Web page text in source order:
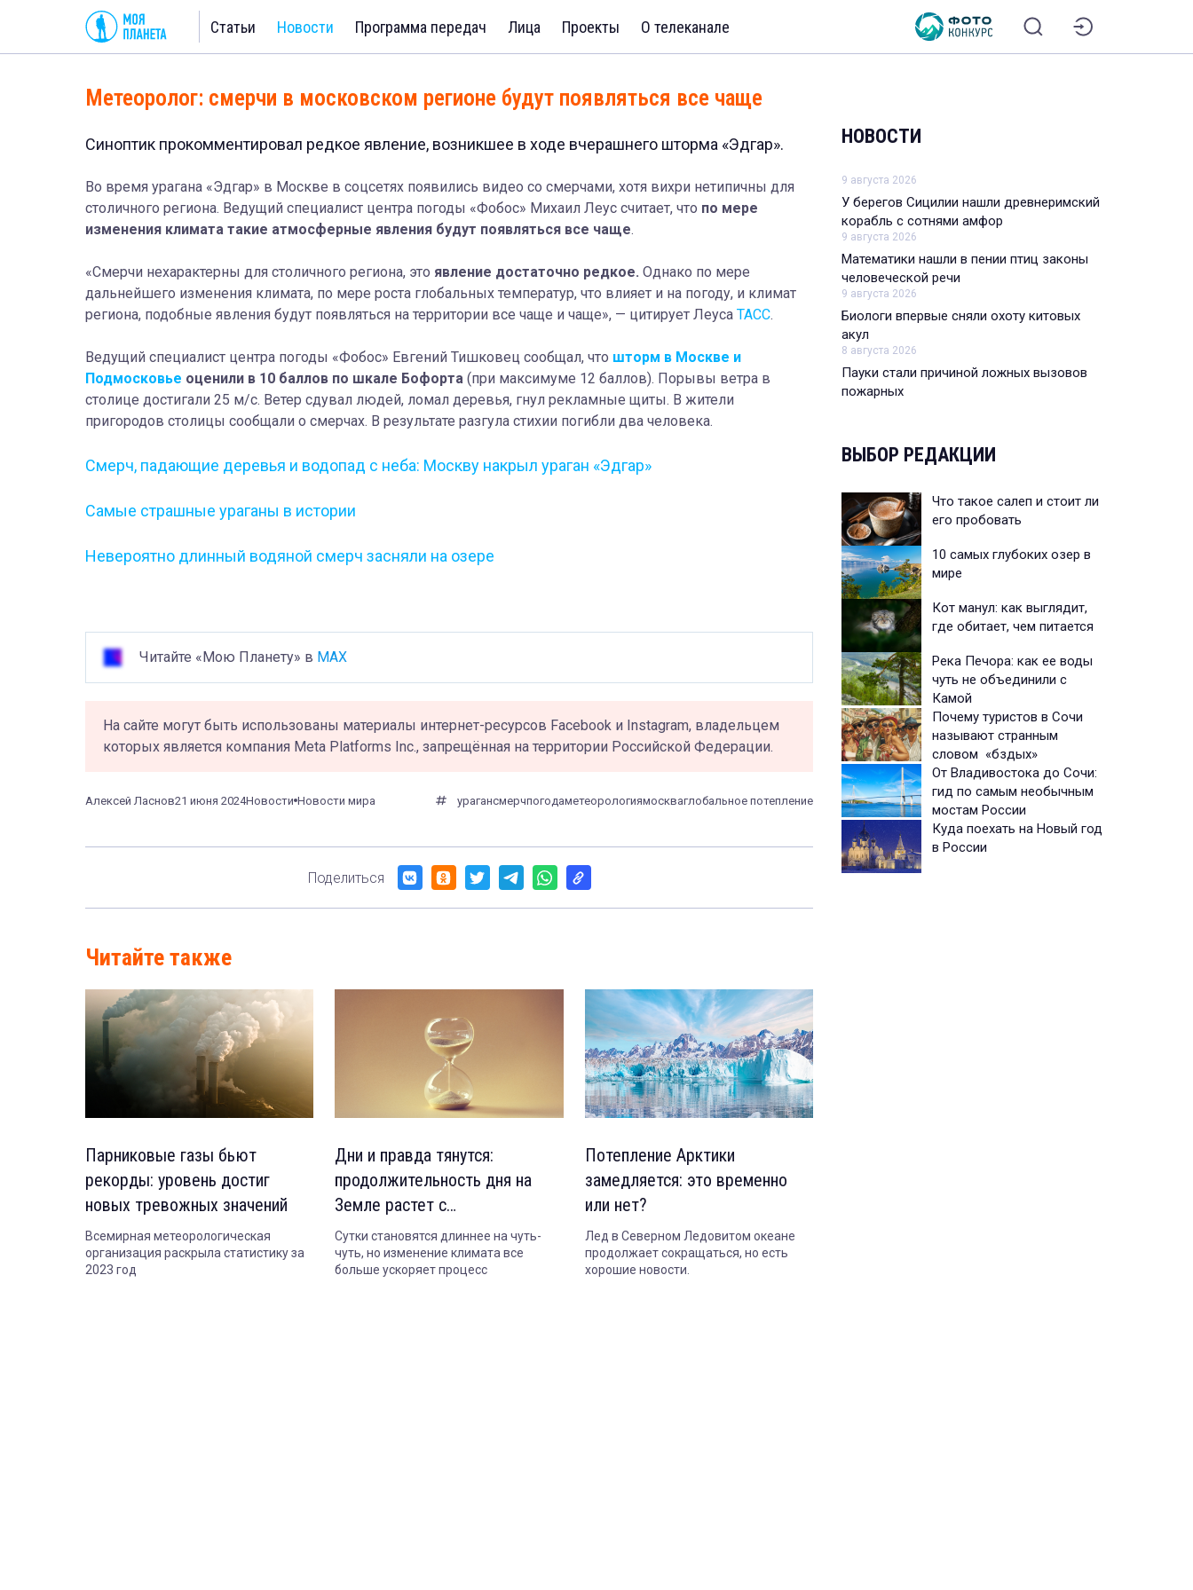
Статьи Новости Программа передач Лица Проекты О телеканале
Метеоролог: смерчи в московском регионе будут появляться все чаще
Синоптик прокомментировал редкое явление, возникшее в ходе вчерашнего шторма «Эдгар».
Во время урагана «Эдгар» в Москве в соцсетях появились видео со смерчами, хотя вихри нетипичны для
столичного региона. Ведущий специалист центра погоды «Фобос» Михаил Леус считает, что по мере
изменения климата такие атмосферные явления будут появляться все чаще.
«Смерчи нехарактерны для столичного региона, это явление достаточно редкое. Однако по мере
дальнейшего изменения климата, по мере роста глобальных температур, что влияет и на погоду, и климат
региона, подобные явления будут появляться на территории все чаще и чаще», — цитирует Леуса ТАСС.
Ведущий специалист центра погоды «Фобос» Евгений Тишковец сообщал, что шторм в Москве и
Подмосковье оценили в 10 баллов по шкале Бофорта (при максимуме 12 баллов). Порывы ветра в
столице достигали 25 м/с. Ветер сдувал людей, ломал деревья, гнул рекламные щиты. В жители
пригородов столицы сообщали о смерчах. В результате разгула стихии погибли два человека.
Смерч, падающие деревья и водопад с неба: Москву накрыл ураган «Эдгар»
Самые страшные ураганы в истории
Невероятно длинный водяной смерч засняли на озере
Читайте «Мою Планету» в MAX
На сайте могут быть использованы материалы интернет-ресурсов Facebook и Instagram, владельцем
которых является компания Meta Platforms Inc., запрещённая на территории Российской Федерации.
Алексей Ласнов21 июня 2024Новости Новости мира урагансмерчпогодаметеорологиямоскваглобальное потепление
Поделиться
Читайте также
Парниковые газы бьют
рекорды: уровень достиг
новых тревожных значений
Всемирная метеорологическая
организация раскрыла статистику за
2023 год
Дни и правда тянутся:
продолжительность дня на
Земле растет с
беспрецедентной скоростью
Сутки становятся длиннее на чуть-
чуть, но изменение климата все
больше ускоряет процесс
Потепление Арктики
замедляется: это временно
или нет?
Лед в Северном Ледовитом океане
продолжает сокращаться, но есть
хорошие новости.
НОВОСТИ
9 августа 2026
У берегов Сицилии нашли древнеримский
корабль с сотнями амфор
9 августа 2026
Математики нашли в пении птиц законы
человеческой речи
9 августа 2026
Биологи впервые сняли охоту китовых
акул
8 августа 2026
Пауки стали причиной ложных вызовов
пожарных
ВЫБОР РЕДАКЦИИ
Что такое салеп и стоит ли
его пробовать
10 самых глубоких озер в
мире
Кот манул: как выглядит,
где обитает, чем питается
Река Печора: как ее воды
чуть не объединили с
Камой
Почему туристов в Сочи
называют странным
словом «бздых»
От Владивостока до Сочи:
гид по самым необычным
мостам России
Куда поехать на Новый год
в России